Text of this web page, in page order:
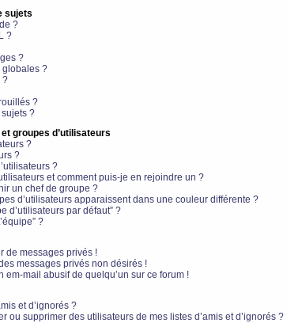
sujets
?
?
?
globales ?
?
?
?
groupes d’utilisateurs
?
?
?
et comment puis-je en rejoindre un ?
un chef de groupe ?
d’utilisateurs apparaissent dans une couleur différente ?
d’utilisateurs par défaut” ?
?
de messages privés !
messages privés non désirés !
em-mail abusif de quelqu’un sur ce forum !
et d’ignorés ?
ou supprimer des utilisateurs de mes listes d’amis et d’ignorés ?